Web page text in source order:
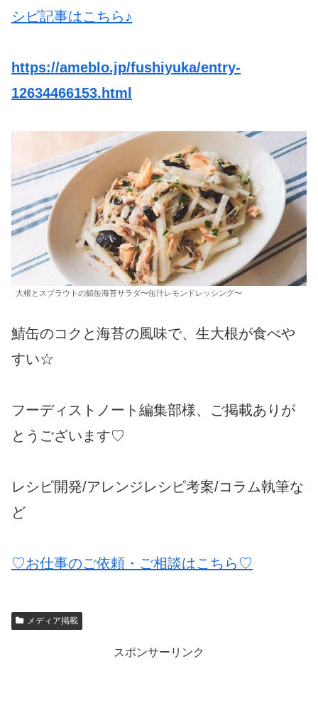
シピ記事はこちら♪
https://ameblo.jp/fushiyuka/entry-
12634466153.html
大根とスプラウトの鯖缶海苔サラダ〜缶汁レモンドレッシング〜
鯖缶のコクと海苔の風味で、生大根が食べや
すい☆
フーディストノート編集部様、ご掲載ありが
とうございます♡
レシピ開発/アレンジレシピ考案/コラム執筆な
ど
♡お仕事のご依頼・ご相談はこちら♡
メディア掲載
スポンサーリンク